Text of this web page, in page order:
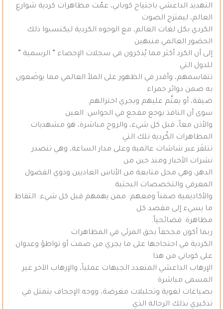
التهديد الداعشي باجتياح كوباني، عمّت مظاهرات كردية شوارع
العالم، ليمتزج الصوت
الكردي بكل لغات العالم، مع الوجوه الكردية ليكتسبوا ذلك
الحضور العالمي منبهين
إلى أن الكرد أكثر مما يُذكرون في سجلات الإحصاء ” الرسمية ”
للدول التي
تتقاسمهم، وأقدر في الظهور على الملأ العالمي مما يوضَعون
به ضمن دوائر حمراء
ضيقة، أو يعتَّم عليهم ويجري اختزالهم.
سوى أن النافذ بوجع مفجع في الحواس: العين
والأذن معاً، قبل كل شيء، والروح مباشرة، هو مشهديات
المظاهرات الكُردية تلك التي
تتلفَز عبر شاشات عالمية وعلى مدار الساعة، وهي تتصدر
نشرات الأخبار ومنذ حين من
الدهر، وهي محل متابعة من الأناس العاديين وذوي الفضول
المعرفي والتخصصات البحثية
والأكاديمية ضمناً ومعهم: ممن يهمهم قبل كل شيء: التقاط
ما يسيء إلى مقصد كل
مظاهرة: فضائحياً.
ربما أكون مجحفاً بحق المرئي في المظاهرات
الكردية في احتجاجها على ما يجري من صمت أو تواطؤ وعدوان
على كوباني من هذا
الإرهاب الداعشي المتعدد الجبهات عملياً، والإرهاب الآخر غير
المسمى مباشرة
بصياغات لغوية وتحليلات مغرضة، ووجه الإجحاف يتمثل في
تذكيري بذلك الرحالة الذي